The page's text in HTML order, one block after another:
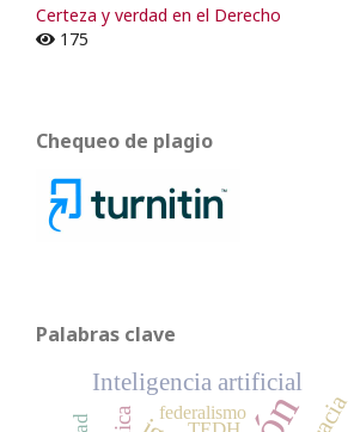
Certeza y verdad en el Derecho
175
Chequeo de plagio
Palabras clave
Inteligencia artificial
federalismo